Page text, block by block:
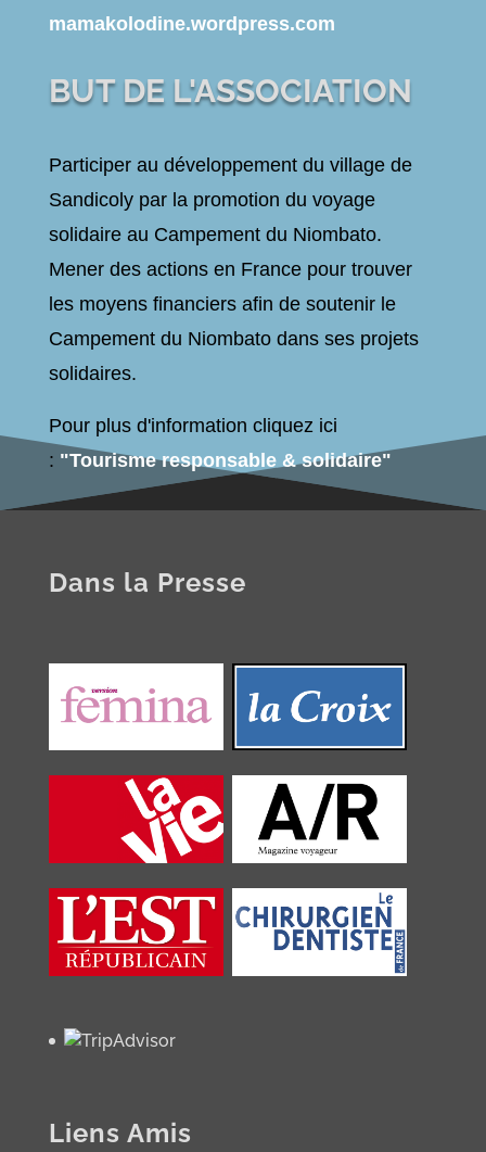
mamakolodine.wordpress.com
BUT DE L'ASSOCIATION
Participer au développement du village de
Sandicoly par la promotion du voyage
solidaire au Campement du Niombato.
Mener des actions en France pour trouver
les moyens financiers afin de soutenirle
Campement du Niombato dans ses projets
solidaires.
Pour plus d'information cliquez ici
: "Tourisme responsable & solidaire"
Dans la Presse
Liens Amis